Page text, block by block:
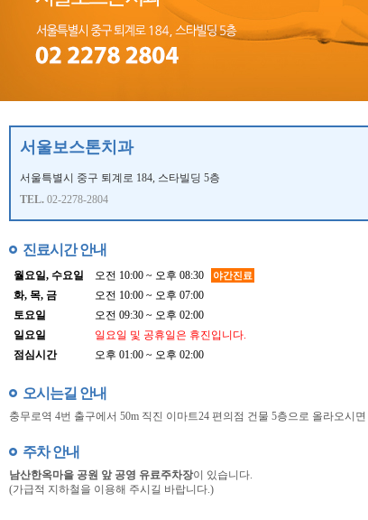
서울보스톤치과
서울특별시 중구 퇴계로 184, 스타빌딩 5층
TEL. 02-2278-2804
진료시간 안내
월요일, 수요일 오전 10:00 ~ 오후 08:30 야간진료
화, 목, 금
오전 10:00 ~ 오후 07:00
토요일
오전 09:30 ~ 오후 02:00
일요일
일요일 및 공휴일은 휴진입니다.
점심시간
오후 01:00 ~ 오후 02:00
오시는길 안내
충무로역 4번 출구에서 50m 직진 이마트24 편의점 건물 5층으로 올라오시
주차 안내
남산한옥마을 공원 앞 공영 유료주차장이 있습니다.
(가급적 지하철을 이용해 주시길 바랍니다.)